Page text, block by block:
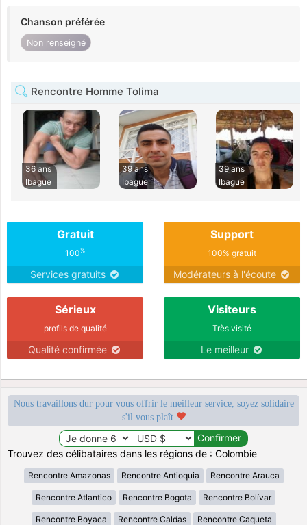
Chanson préférée
Non renseigné
Rencontre Homme Tolima
36 ans
Ibague
39 ans
Ibague
39 ans
Ibague
Gratuit
100%
Services gratuits
Support
100% gratuit
Modérateurs à l'écoute
Sérieux
profils de qualité
Qualité confirmée
Visiteurs
Très visité
Le meilleur
Nous travaillons dur pour vous offrir le meilleur service, soyez solidaire
s'il vous plaît
Trouvez des célibataires dans les régions de : Colombie
Rencontre Amazonas Rencontre Antioquia Rencontre Arauca
Rencontre Atlantico Rencontre Bogota Rencontre Bolívar
Rencontre Boyaca Rencontre Caldas Rencontre Caqueta